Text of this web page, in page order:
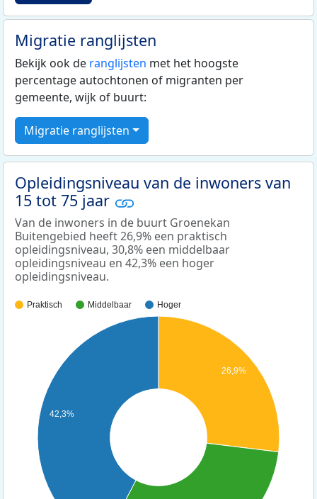
Migratie ranglijsten
Bekijk ook de ranglijsten met het hoogste
percentage autochtonen of migranten per
gemeente, wijk of buurt:
Migratie ranglijsten
Opleidingsniveau van de inwoners van
15 tot 75 jaar
Van de inwoners in de buurt Groenekan
Buitengebied heeft 26,9% een praktisch
opleidingsniveau, 30,8% een middelbaar
opleidingsniveau en 42,3% een hoger
opleidingsniveau.
Praktisch Middelbaar Hoger
26,9%
42,3%